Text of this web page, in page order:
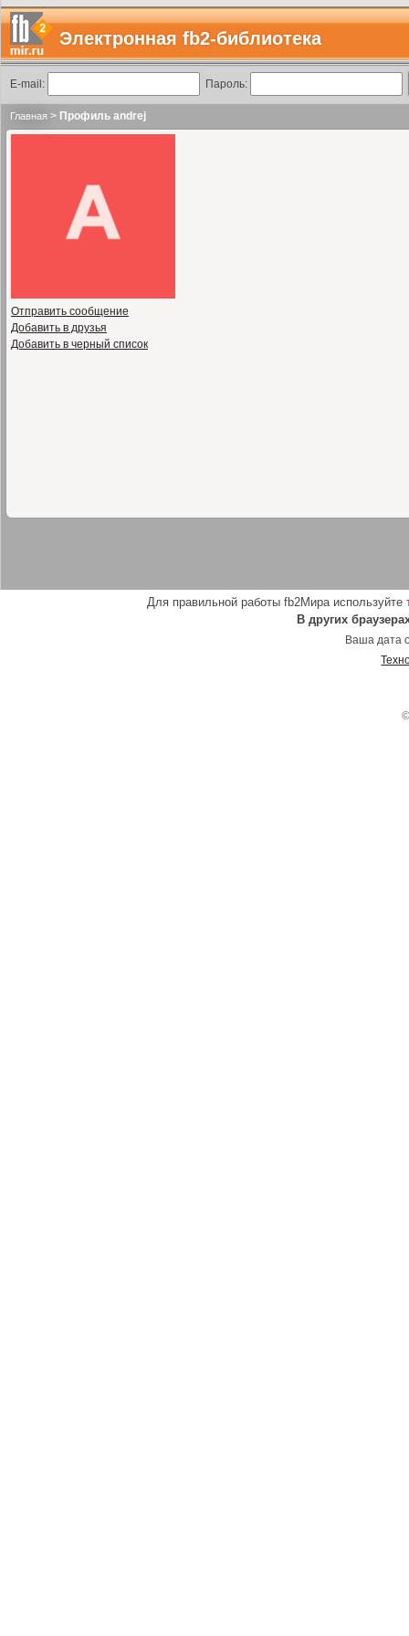
Электронная fb2-библиотека
E-mail: Пароль:
Главная > Профиль andrej
Отправить сообщение
Добавить в друзья
Добавить в черный список
Для правильной работы fb2Мира используйте
В других
Ваша дата